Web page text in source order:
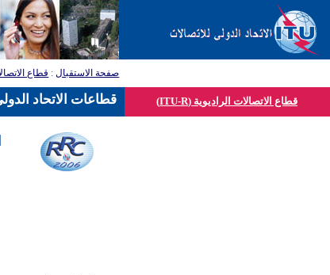
صفحة الاستقبال: قطاع
قطاع الاتصالات الراديوية (ITU-R) قطاعات الاتحاد